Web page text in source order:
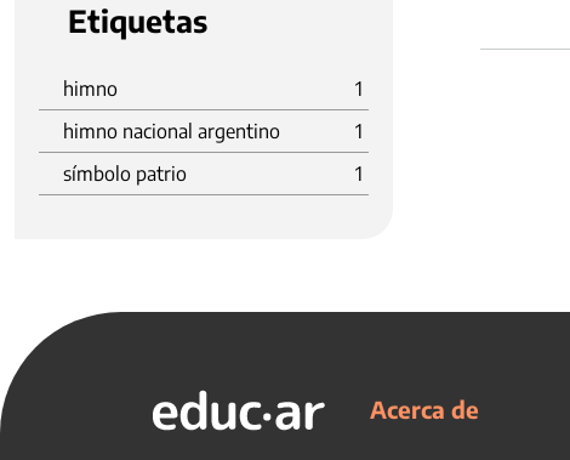
Etiquetas
himno
1
himno nacional argentino
1
símbolo patrio
1
Acerca de